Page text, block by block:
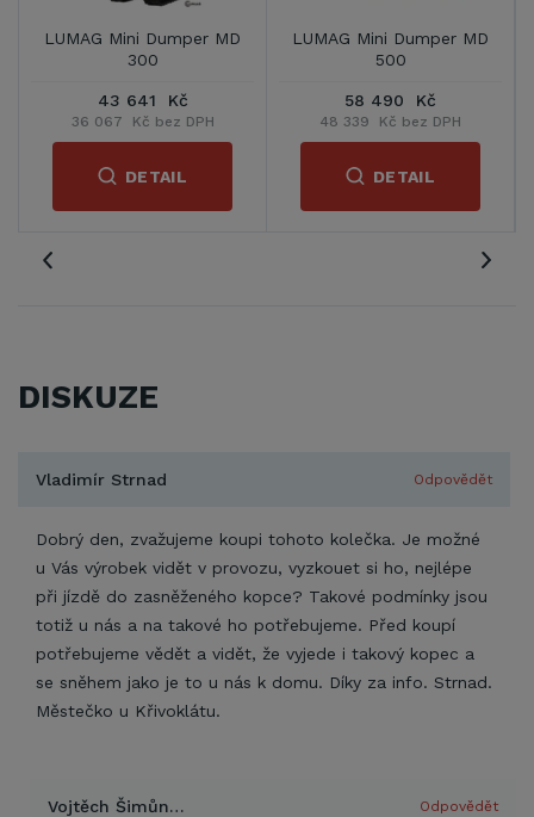
LUMAG Mini Dumper MD
68 241 Kč
56 397 Kč bez DPH
DETAIL
VeGA V12577
47 990 Kč
39 661 Kč bez DPH
DETAIL
DISKUZE
Vladimír Strnad Odpovědět
Dobrý den, zvažujeme koupi tohoto kolečka. Je možné
u Vás výrobek vidět v provozu, vyzkouet si ho, nejlépe
při jízdě do zasněženého kopce? Takové podmínky jsou
totiž u nás a na takové ho potřebujeme. Před koupí
potřebujeme vědět a vidět, že vyjede i takový kopec a
se sněhem jako je to u nás k domu. Díky za info. Strnad.
Městečko u Křivoklátu.
Vojtěch Šimůnek | EPROFI.CZ s.r.o. Odpovědět